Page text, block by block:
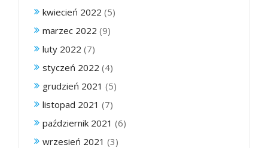
kwiecień 2022 (5)
marzec 2022 (9)
luty 2022 (7)
styczeń 2022 (4)
grudzień 2021 (5)
listopad 2021 (7)
październik 2021 (6)
wrzesień 2021 (3)